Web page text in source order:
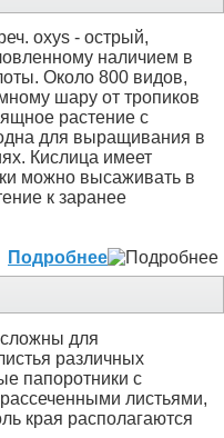
oxys - острый,
наличием в
Около 800 видов,
шару от тропиков
растение с
для выращивания в
Кислица имеет
можно высаживать в
к заранее
Подробнее
для
различных
папоротники c
листьями,
края располагаются